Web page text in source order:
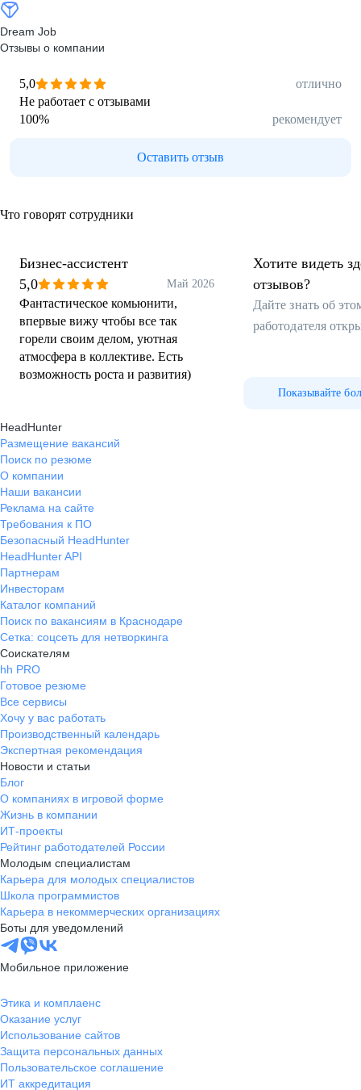
Dream Job
Отзывы о компании
5,0
отлично
Не работает с отзывами
100% рекомендует
Оставить отзыв
Что говорят сотрудники
Бизнес-ассистент
5,0
Май 2026
Фантастическое комьюнити,
впервые вижу чтобы все так
горели своим делом, уютная
атмосфера в коллективе. Есть
возможность роста и развития)
Хотите видеть
отзывов?
Дайте знать об
работодателя
Показывайте
HeadHunter
Размещение вакансий
Поиск по резюме
О компании
Наши вакансии
Реклама на сайте
Требования к ПО
Безопасный HeadHunter
HeadHunter API
Партнерам
Инвесторам
Каталог компаний
Поиск по вакансиям в Краснодаре
Сетка: соцсеть для нетворкинга
Соискателям
hh PRO
Готовое резюме
Все сервисы
Хочу у вас работать
Производственный календарь
Экспертная рекомендация
Новости и статьи
Блог
О компаниях в игровой форме
Жизнь в компании
ИТ-проекты
Рейтинг работодателей России
Молодым специалистам
Карьера для молодых специалистов
Школа программистов
Карьера в некоммерческих организациях
Боты для уведомлений
Мобильное приложение
Этика и комплаенс
Оказание услуг
Использование сайтов
Защита персональных данных
Пользовательское соглашение
ИТ аккредитация